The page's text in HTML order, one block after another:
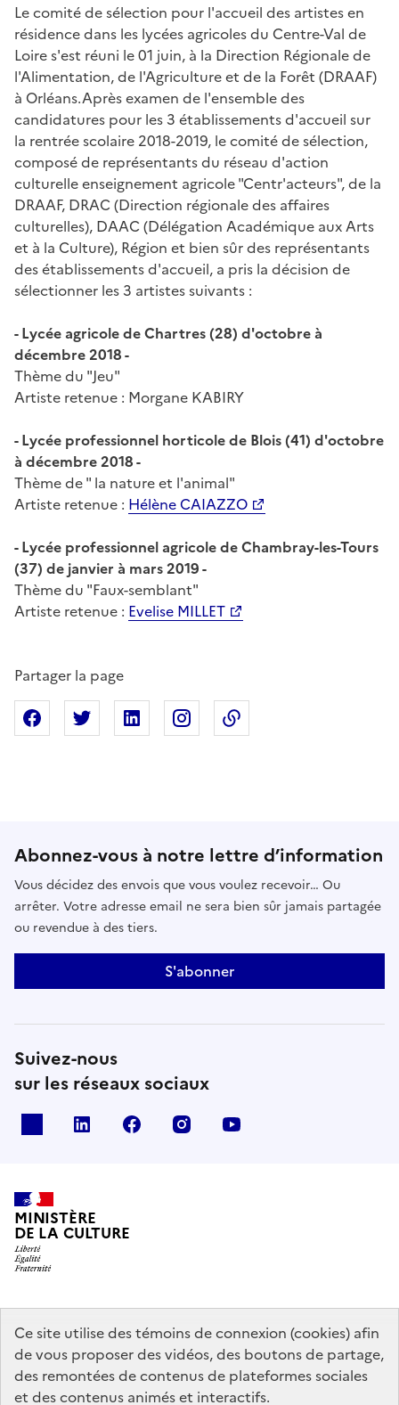
Ce site utilise des témoins de connexion (cookies) afin
de vous proposer des vidéos, des boutons de partage,
des remontées de contenus de plateformes sociales
et des contenus animés et interactifs.
Le comité de sélection pour l'accueil des artistes en
résidence dans les lycées agricoles du Centre-Val de
Loire s'est réuni le 01 juin, à la Direction Régionale de
l'Alimentation, de l'Agriculture et de la Forêt (DRAAF)
à Orléans.Après examen de l'ensemble des
candidatures pour les 3 établissements d'accueil sur
la rentrée scolaire 2018-2019, le comité de sélection,
composé de représentants du réseau d'action
culturelle enseignement agricole "Centr'acteurs", de la
DRAAF, DRAC (Direction régionale des affaires
culturelles), DAAC (Délégation Académique aux Arts
et à la Culture), Région et bien sûr des représentants
des établissements d'accueil, a pris la décision de
sélectionner les 3 artistes suivants :
- Lycée agricole de Chartres (28) d'octobre à
décembre 2018 -
Thème du "Jeu"
Artiste retenue : Morgane KABIRY
- Lycée professionnel horticole de Blois (41) d'octobre
à décembre 2018 -
Thème de " la nature et l'animal"
Artiste retenue : Hélène CAIAZZO
- Lycée professionnel agricole de Chambray-les-Tours
(37) de janvier à mars 2019 -
Thème du "Faux-semblant"
Artiste retenue : Evelise MILLET
Partager la page
Partager sur Facebook
Partager sur XPartager sur Linkedin
Partager sur Instagram
Abonnez-vous à notre lettre d’information
Vous décidez des envois que vous voulez recevoir… Ou
arrêter. Votre adresse email ne sera bien sûr jamais partagée
ou revendue à des tiers.
S'abonner
Suivez-nous
sur les réseaux sociaux
linkedin facebook instagram
MINISTÈRE
DE LA CULTURE
data.gouv.fr legifrance.gouv.fr
info.gouv.fr
service-public.gouv.fr